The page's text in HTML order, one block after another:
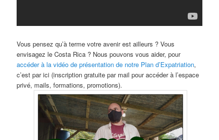
Vous pensez qu’à terme votre avenir est ailleurs ? Vous
envisagez le Costa Rica ? Nous pouvons vous aider, pour
accéder à la vidéo de présentation de notre Plan d’Expatriation,
c’est par ici (inscription gratuite par mail pour accéder à l’espace
privé, mails, formations, promotions).